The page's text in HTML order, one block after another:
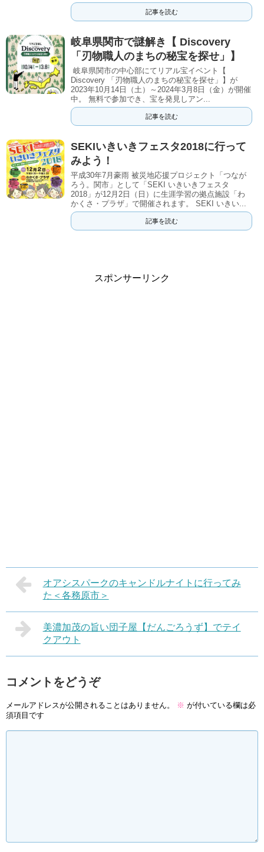
記事を読む
岐阜県関市で謎解き【 Discovery
「刃物職人のまちの秘宝を探せ」】
岐阜県関市の中心部にてリアル宝イベント【
Discovery 「刃物職人のまちの秘宝を探せ」】が
2023年10月14日（土）～2024年3月8日（金）が開催
中。 無料で参加でき、宝を発見しアン...
記事を読む
SEKIいきいきフェスタ2018に行って
みよう！
平成30年7月豪雨 被災地応援プロジェクト「つなが
ろう。関市」として「SEKI いきいきフェスタ
2018」が12月2日（日）に生涯学習の拠点施設「わ
かくさ・プラザ」で開催されます。 SEKI いきい...
記事を読む
スポンサーリンク
オアシスパークのキャンドルナイトに行ってみ
た＜各務原市＞
美濃加茂の旨い団子屋【だんごろうず】でテイ
クアウト
コメントをどうぞ
メールアドレスが公開されることはありません。 ※ が付いている欄は必
須項目です